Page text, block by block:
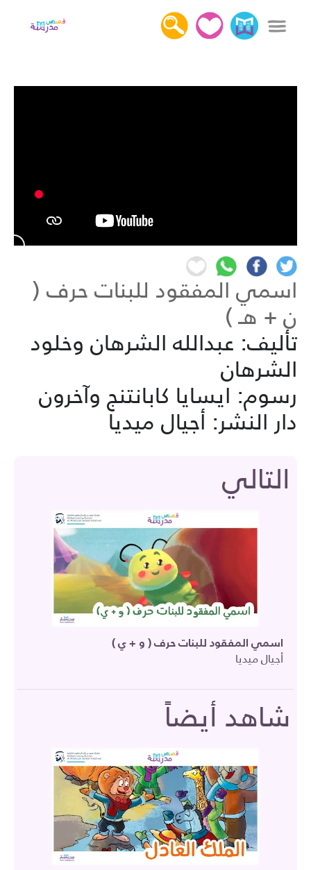
x
التالي
اسمي المفقود للبنات حرف ( و + ي )
أجيال ميديا
شاهد أيضاً
اسمي المفقود للبنات حرف (
ن + هـ )
تأليف: عبدالله الشرهان وخلود
الشرهان
رسوم: ايسايا كابانتنج وآخرون
دار النشر: أجيال ميديا